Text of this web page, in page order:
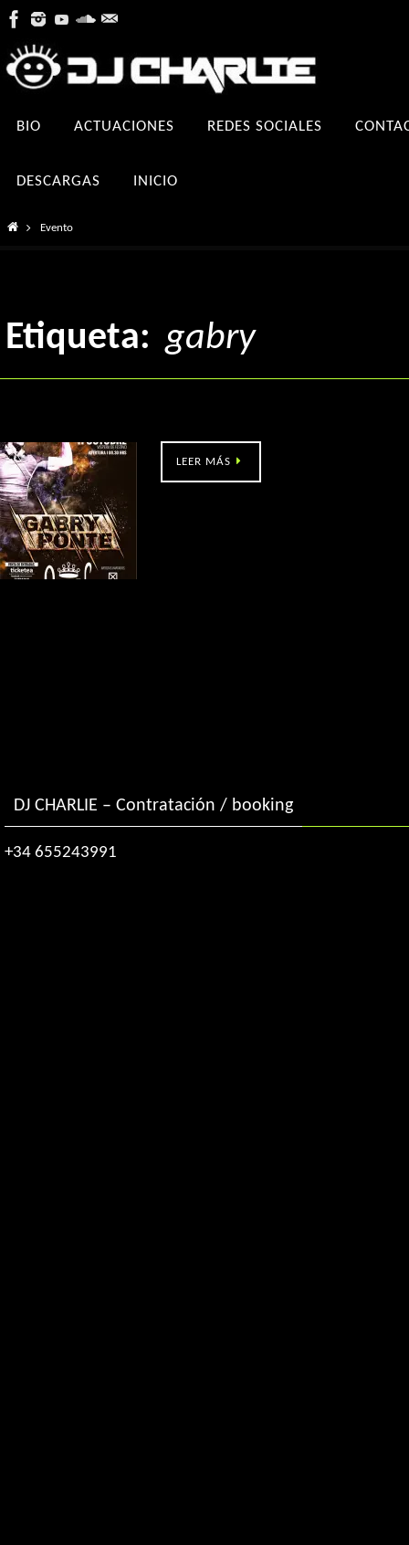
contenido
BIO ACTUACIONES REDES SOCIALES
DESCARGAS INICIO
InicioEvento
Etiqueta: gabry
LEER MÁS
DJ CHARLIE – Contratación / booking
+34 655243991